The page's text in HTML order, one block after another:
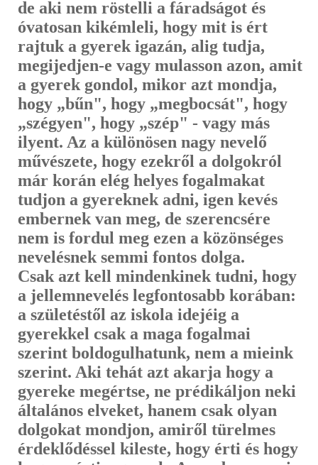
de aki nem röstelli a fáradságot és
óvatosan kikémleli, hogy mit is ért
rajtuk a gyerek igazán, alig tudja,
megijedjen-e vagy mulas­son azon, amit
a gyerek gondol, mikor azt mondja,
hogy „bűn", hogy „megbocsát", hogy
„szégyen", hogy „szép" - vagy más
ilyent. Az a kü­lönösen nagy nevelő
művészete, hogy ezekről a dolgokról
már korán elég helyes fogalmakat
tudjon a gyereknek adni, igen kevés
embernek van meg, de szerencsére
nem is fordul meg ezen a közönséges
nevelésnek semmi fontos dolga.
Csak azt kell mindenkinek tudni, hogy
a jellemnevelés leg­fontosabb korában:
a születéstől az iskola idejéig a
gyerekkel csak a maga fogalmai
szerint boldogulhatunk, nem a mieink
szerint. Aki tehát azt akarja hogy a
gyereke megértse, ne prédikáljon neki
általános elveket, hanem csak olyan
dolgokat mondjon, amiről türelmes
érdeklődéssel kileste, hogy érti és hogy